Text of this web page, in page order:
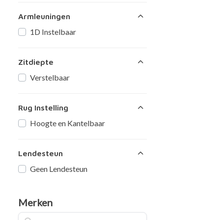
Armleuningen
1D Instelbaar
Zitdiepte
Verstelbaar
Rug Instelling
Hoogte en Kantelbaar
Lendesteun
Geen Lendesteun
Merken
Zoeken op merk